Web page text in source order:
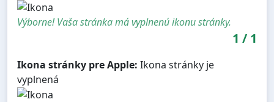
Výborne! Vaša stránka má vyplnenú ikonu stránky.
1 / 1
Ikona stránky pre Apple: Ikona stránky je
vyplnená